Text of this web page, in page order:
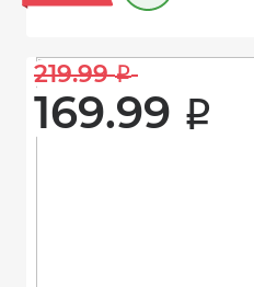
219.99 i
169.99 i